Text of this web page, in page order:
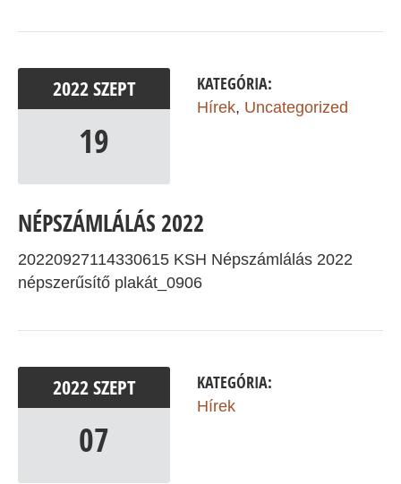
2022SZEPT
19
KATEGÓRIA:
Hírek, Uncategorized
NÉPSZÁMLÁLÁS 2022
20220927114330615 KSH Népszámlálás 2022
népszerűsítő plakát_0906
2022SZEPT
07
KATEGÓRIA:
Hírek